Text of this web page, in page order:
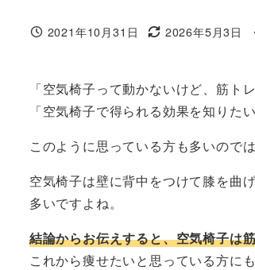
投稿日
2021年10月31日
更新日
2026年5月3日
「空気椅子って動かないけど、筋ト
「空気椅子で得られる効果を知りたい
このように思っている方も多いので
空気椅子は壁に背中をつけて膝を曲
多いですよね。
結論からお伝えすると、空気椅子は
これから痩せたいと思っている方に